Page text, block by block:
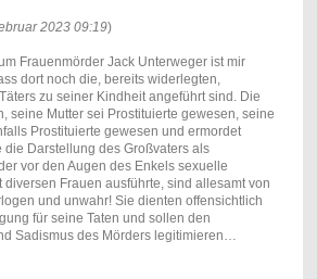
2023 09:19)
Frauenmörder Jack Unterweger ist mir
dort noch die, bereits widerlegten,
zu seiner Kindheit angeführt sind. Die
seine Mutter sei Prostituierte gewesen, seine
Prostituierte gewesen und ermordet
die Darstellung des Großvaters als
vor den Augen des Enkels sexuelle
diversen Frauen ausführte, sind allesamt von
und unwahr! Sie dienten offensichtlich
für seine Taten und sollen den
Sadismus des Mörders legitimieren…